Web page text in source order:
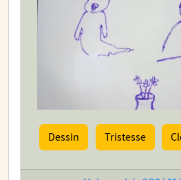
Dessin Tristesse